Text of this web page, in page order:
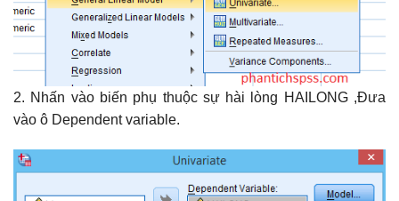
2. Nhấn vào biến phụ thuộc sự hài lòng HAILONG ,Đưa
vào ô Dependent variable.